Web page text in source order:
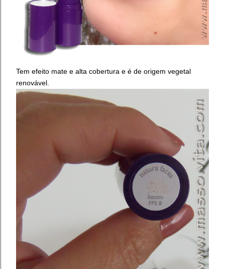
Tem efeito mate e alta cobertura e é de origem vegetal
renovável.